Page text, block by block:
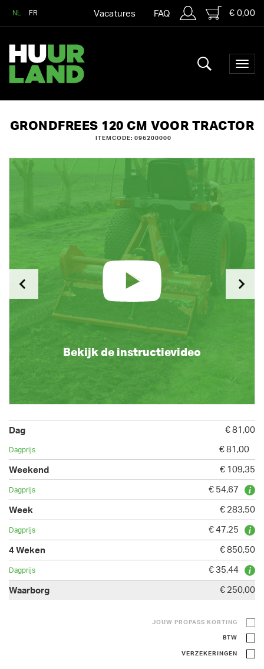
NL FR Vacatures FAQ € 0,00
GRONDFREES 120 CM VOOR TRACTOR
ITEMCODE: 096200000
Bekijk de instructievideo
€ 81,00
€ 81,00
€ 109,35
€ 54,67
€ 283,50
€ 47,25
€ 850,50
€ 35,44
€ 250,00
JOUW PROPASS KORTING
BTW
VERZEKERINGEN